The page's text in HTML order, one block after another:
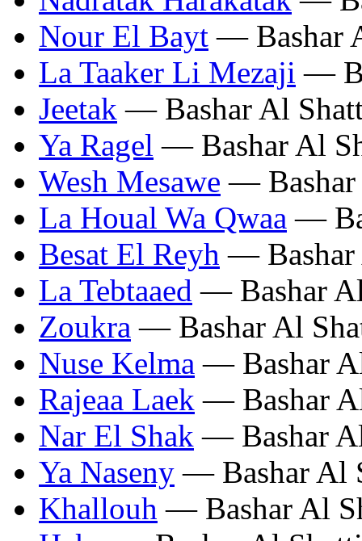
Nour El Bayt — Bashar
La Taaker Li Mezaji —
Jeetak — Bashar Al
Ya Ragel — Bashar Al
Wesh Mesawe — Bashar
La Houal Wa Qwaa —
Besat El Reyh — Bashar
La Tebtaaed — Bashar
Zoukra — Bashar Al
Nuse Kelma — Bashar
Rajeaa Laek — Bashar
Nar El Shak — Bashar
Ya Naseny — Bashar Al
Khallouh — Bashar Al